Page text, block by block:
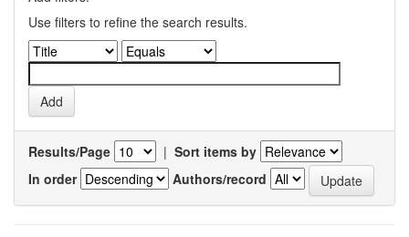
Use filters to refine the search results.
Results/Page | Sort items by
In order
Authors/record